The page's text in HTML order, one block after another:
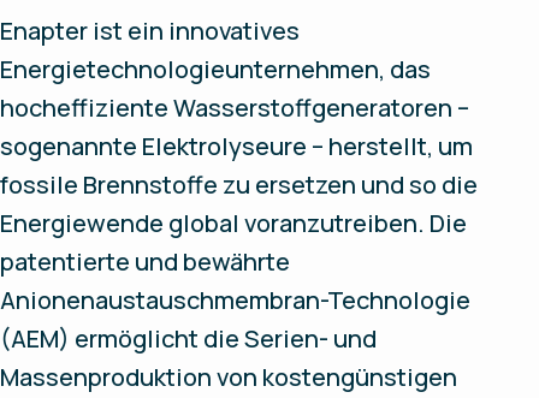
Enapter ist ein innovatives
Energietechnologieunternehmen, das
hocheffiziente Wasserstoffgeneratoren –
sogenannte Elektrolyseure – herstellt, um
fossile Brennstoffe zu ersetzen und so die
Energiewende global voranzutreiben. Die
patentierte und bewährte
Anionenaustauschmembran-Technologie
(AEM) ermöglicht die Serien- und
Massenproduktion von kostengünstigen